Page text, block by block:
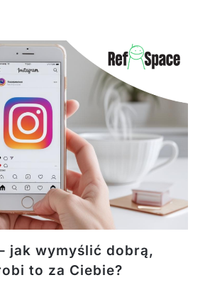
jak wymyślić dobrą,
to za Ciebie?